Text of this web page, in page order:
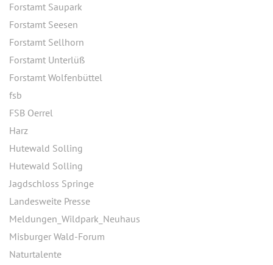
Forstamt Saupark
Forstamt Seesen
Forstamt Sellhorn
Forstamt Unterlüß
Forstamt Wolfenbüttel
fsb
FSB Oerrel
Harz
Hutewald Solling
Hutewald Solling
Jagdschloss Springe
Landesweite Presse
Meldungen_Wildpark_Neuhaus
Misburger Wald-Forum
Naturtalente